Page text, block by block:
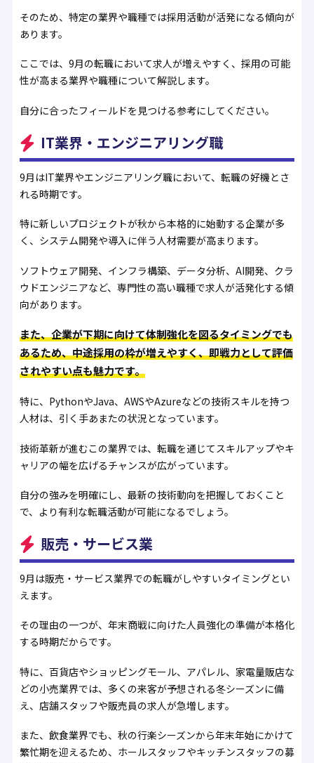
そのため、特定の業界や職種では採用活動が活発になる傾向が
あります。
ここでは、9月の転職において求人が増えやすく、採用の可能
性が高まる業界や職種について解説します。
自分に合ったフィールドを見つける参考にしてください。
IT業界・エンジニアリング職
9月はIT業界やエンジニアリング職において、転職の好機とさ
れる時期です。
特に新しいプロジェクトが秋から本格的に始動する企業が多
く、システム開発や導入に伴う人材需要が高まります。
ソフトウェア開発、インフラ構築、データ分析、AI開発、クラ
ウドエンジニアなど、専門性の高い職種で求人が活発化する傾
向があります。
また、企業が下期に向けて体制強化を図るタイミングでも
あるため、中途採用の枠が増えやすく、即戦力として評価
されやすい点も魅力です。
特に、PythonやJava、AWSやAzureなどの技術スキルを持つ
人材は、引く手あまたの状況となっています。
技術革新が進むこの業界では、転職を通じてスキルアップやキ
ャリアの幅を広げるチャンスが広がっています。
自分の強みを明確にし、最新の技術動向を把握しておくこと
で、より有利な転職活動が可能になるでしょう。
販売・サービス業
9月は販売・サービス業界での転職がしやすいタイミングとい
えます。
その理由の一つが、年末商戦に向けた人員強化の準備が本格化
する時期だからです。
特に、百貨店やショッピングモール、アパレル、家電量販店な
どの小売業界では、多くの来客が予想される冬シーズンに備
え、店舗スタッフや販売員の求人が急増します。
また、飲食業界でも、秋の行楽シーズンから年末年始にかけて
繁忙期を迎えるため、ホールスタッフやキッチンスタッフの募